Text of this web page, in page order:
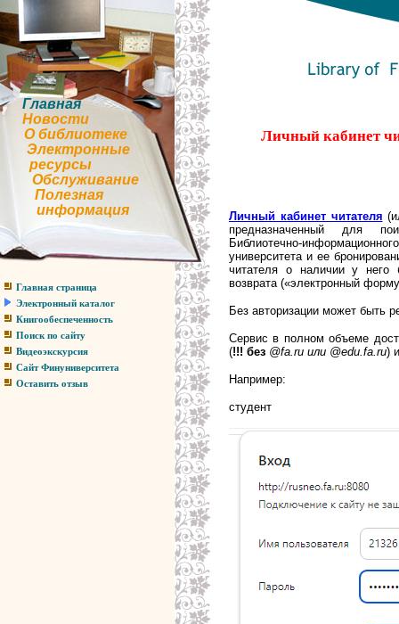
Главная
Новости
О библиотеке
Электронные
ресурсы
Обслуживание
Полезная
информация
Главная страница
Электронный каталог
Книгообеспеченность
Поиск по сайту
Видеоэкскурсия
Сайт Финуниверситета
Оставить отзыв
Личный кабинет
Личный кабинет читателя
предназначенный для
Библиотечно-
университета и ее
читателя о наличии у него
возврата («электронный
Без авторизации может быть
Сервис в полном объеме
(!!! без @fa ru или @edu fa ru)
Например:
студент